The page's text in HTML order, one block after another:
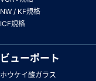
NW / KF規格
ICF規格
ビューポート
ホウケイ酸ガラス